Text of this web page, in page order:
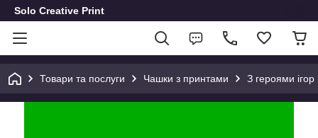
Solo Creative Print
Товари та послуги Чашки з принтами З героями ігор